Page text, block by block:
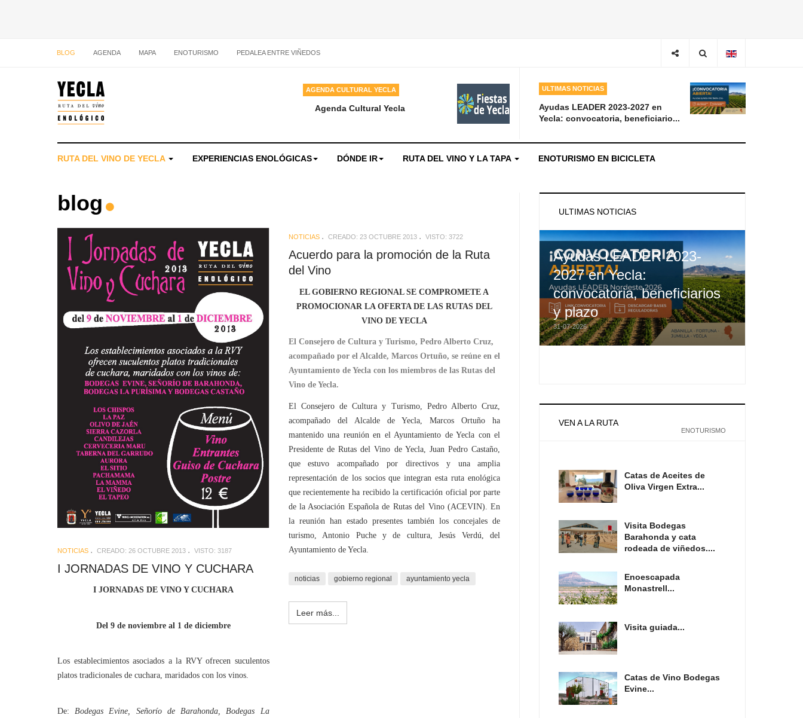
BLOG AGENDA MAPA ENOTURISMO PEDALEA ENTRE VIÑEDOS
AGENDA CULTURAL YECLA
Agenda Cultural Yecla
ULTIMAS NOTICIAS
Ayudas LEADER 2023-2027 en
Yecla: convocatoria, beneficiario...
RUTA DEL VINO DE YECLA EXPERIENCIAS ENOLÓGICAS DÓNDE IR RUTA DEL VINO Y LA TAPA ENOTURISMO EN BICICLETA
blog
NOTICIAS CREADO: 26 OCTUBRE 2013 VISTO: 3187
I JORNADAS DE VINO Y CUCHARA
I JORNADAS DE VINO Y CUCHARA
Del 9 de noviembre al 1 de diciembre
Los establecimientos asociados a la RVY ofrecen suculentos
platos tradicionales de cuchara, maridados con los vinos.
De: Bodegas Evine, Señorío de Barahonda, Bodegas La
NOTICIAS CREADO: 23 OCTUBRE 2013 VISTO: 3722
Acuerdo para la promoción de la Ruta
del Vino
EL GOBIERNO REGIONAL SE COMPROMETE A
PROMOCIONAR LA OFERTA DE LAS RUTAS DEL
VINO DE YECLA
El Consejero de Cultura y Turismo, Pedro Alberto Cruz,
acompañado por el Alcalde, Marcos Ortuño, se reúne en el
Ayuntamiento de Yecla con los miembros de las Rutas del
Vino de Yecla.
El Consejero de Cultura y Turismo, Pedro Alberto Cruz,
acompañado del Alcalde de Yecla, Marcos Ortuño ha
mantenido una reunión en el Ayuntamiento de Yecla con el
Presidente de Rutas del Vino de Yecla, Juan Pedro Castaño,
que estuvo acompañado por directivos y una amplia
representación de los socios que integran esta ruta enológica
que recientemente ha recibido la certificación oficial por parte
de la Asociación Española de Rutas del Vino (ACEVIN). En
la reunión han estado presentes también los concejales de
turismo, Antonio Puche y de cultura, Jesús Verdú, del
Ayuntamiento de Yecla.
noticias gobierno regional ayuntamiento yecla
Leer más...
ULTIMAS NOTICIAS
Ayudas LEADER 2023-
2027 en Yecla:
convocatoria, beneficiarios
y plazo
31-07-2026
VEN A LA RUTA
ENOTURISMO
Catas de Aceites de
Oliva Virgen Extra...
Visita Bodegas
Barahonda y cata
rodeada de viñedos....
Enoescapada
Monastrell...
Visita guiada...
Catas de Vino Bodegas
Evine...